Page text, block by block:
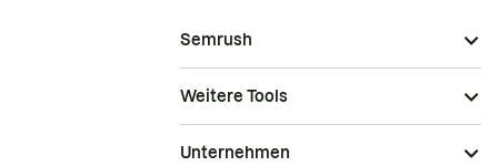
Semrush
Weitere Tools
Unternehmen